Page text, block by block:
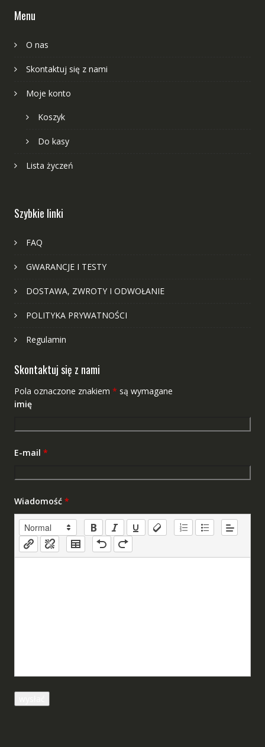
Menu
O nas
Skontaktuj się z nami
Moje konto
Koszyk
Do kasy
Lista życzeń
Szybkie linki
FAQ
GWARANCJE I TESTY
DOSTAWA, ZWROTY I ODWOŁANIE
POLITYKA PRYWATNOŚCI
Regulamin
Skontaktuj się z nami
Pola oznaczone znakiem * są wymagane
imię
E-mail *
Wiadomość *